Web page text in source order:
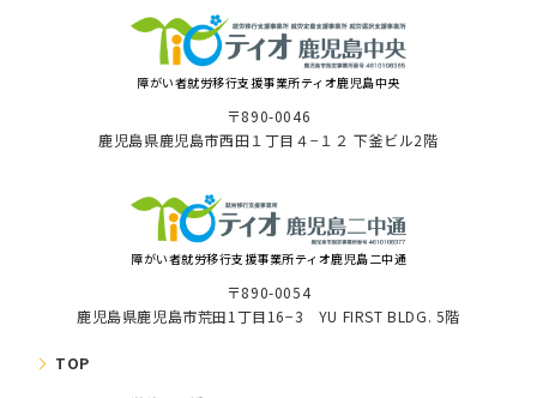
障がい者就労移⾏⽀援事業所ティオ⿅児島中央
〒890-0046
⿅児島県⿅児島市⻄⽥１丁⽬４−１２ 下釜ビル2階
障がい者就労移⾏⽀援事業所ティオ鹿児島二中通
〒890-0054
鹿児島県鹿児島市荒田1丁目16−3 YU FIRST BLDG. 5階
TOP